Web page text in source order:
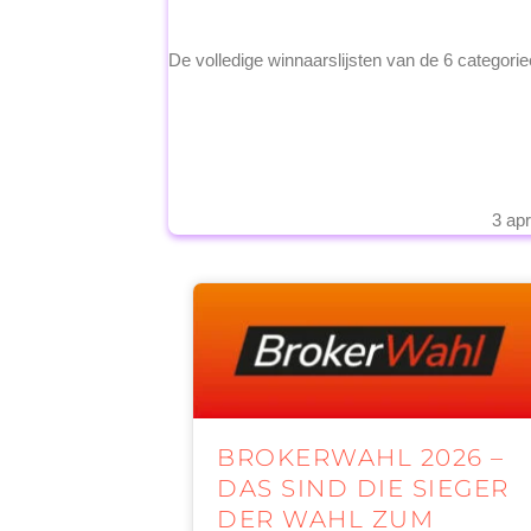
De volledige winnaarslijsten van de 6
3
BROKERWAHL 2026 –
DAS SIND DIE SIEGER
DER WAHL ZUM